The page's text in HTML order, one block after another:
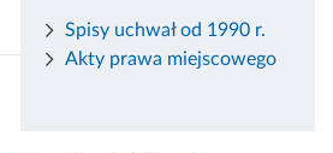
Spisy uchwał od 1990 r.
Akty prawa miejscowego